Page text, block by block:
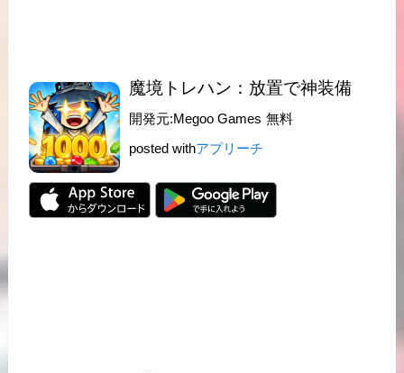
魔境トレハン：放置で神装備
開発元:Megoo Games 無料
posted withアプリーチ